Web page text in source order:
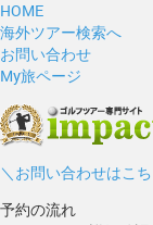
HOME
海外ツアー検索へ
お問い合わせ
My旅ページ
＼お問い合わせはこ
予約の流れ